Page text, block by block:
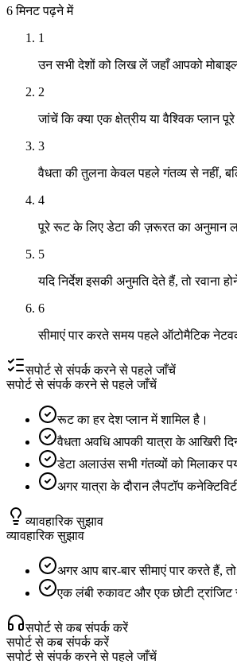
6 मिनट पढ़ने में
1
उन सभी देशों को लिख लें जहाँ आपको
2
जांचें कि क्या एक क्षेत्रीय या वैश्विक प्लान
3
वैधता की तुलना केवल पहले गंतव्य से नहीं,
4
पूरे रूट के लिए डेटा की ज़रूरत का अनुमान
5
यदि निर्देश इसकी अनुमति देते हैं, तो रवाना
6
सीमाएं पार करते समय पहले ऑटोमैटिक
सपोर्ट से संपर्क करने से पहले जाँचें
सपोर्ट से संपर्क करने से पहले जाँचें
रूट का हर देश प्लान में शामिल है।
वैधता अवधि आपकी यात्रा के आखिरी
डेटा अलाउंस सभी गंतव्यों को मिलाकर
अगर यात्रा के दौरान लैपटॉप
व्यावहारिक सुझाव
व्यावहारिक सुझाव
अगर आप बार-बार सीमाएं पार करते हैं,
एक लंबी रुकावट और एक छोटी ट्रांजिट
सपोर्ट से कब संपर्क करें
सपोर्ट से कब संपर्क करें
सपोर्ट से संपर्क करने से पहले जाँचें